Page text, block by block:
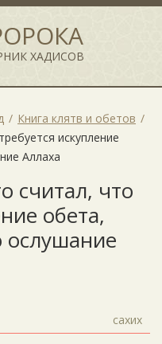
ХАДИСОВ
Книга клятв и обетов
искупление
Аллаха
считал, что
обета,
сахих